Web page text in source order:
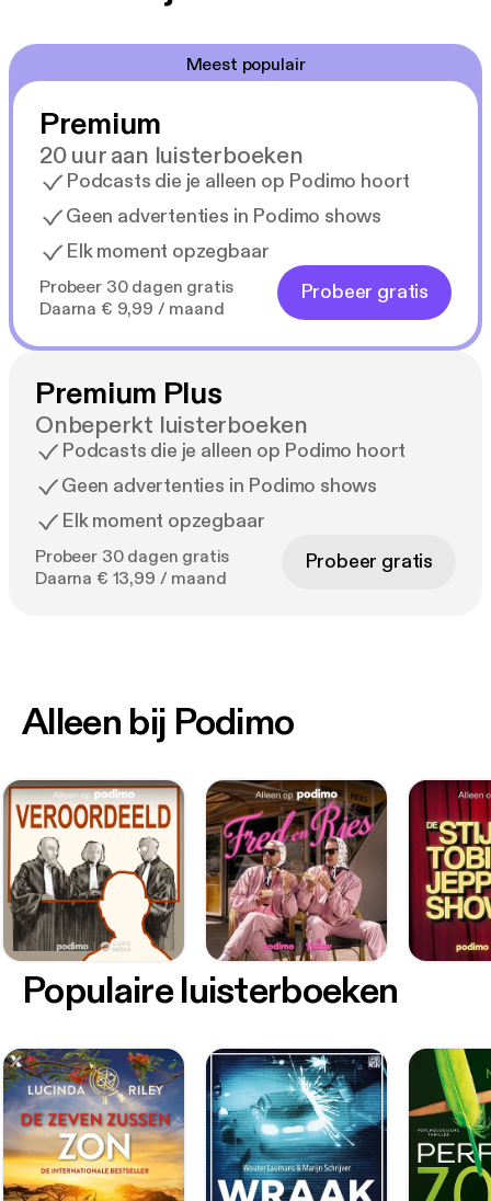
Meest populair
Premium
20 uur aan luisterboeken
Podcasts die je alleen op Podimo hoort
Geen advertenties in Podimo shows
Elk moment opzegbaar
Probeer 30 dagen gratis
Daarna € 9,99 / maand
Probeer gratis
Premium Plus
Onbeperkt luisterboeken
Podcasts die je alleen op Podimo hoort
Geen advertenties in Podimo shows
Elk moment opzegbaar
Probeer 30 dagen gratis
Daarna € 13,99 / maand
Probeer gratis
Alleen bij Podimo
Populaire luisterboeken